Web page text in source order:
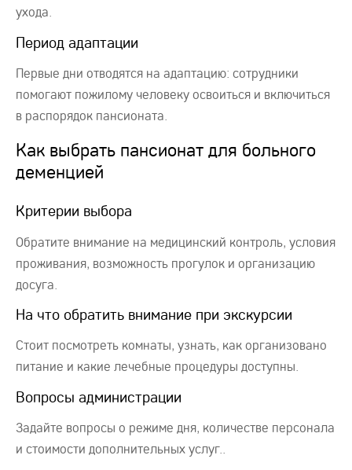
ухода.
Период адаптации
Первые дни отводятся на адаптацию: сотрудники
помогают пожилому человеку освоиться и включиться
в распорядок пансионата.
Как выбрать пансионат для больного
деменцией
Критерии выбора
Обратите внимание на медицинский контроль, условия
проживания, возможность прогулок и организацию
досуга.
На что обратить внимание при экскурсии
Стоит посмотреть комнаты, узнать, как организовано
питание и какие лечебные процедуры доступны.
Вопросы администрации
Задайте вопросы о режиме дня, количестве персонала
и стоимости дополнительных услуг..